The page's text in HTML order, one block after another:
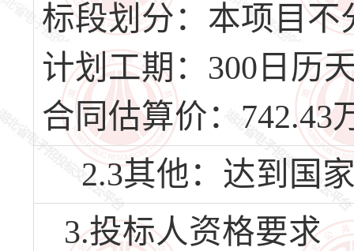
标段划分：本项目不
计划工期：300日历
合同估算价：742.43
2.3其他：达到国
3.投标人资格要求